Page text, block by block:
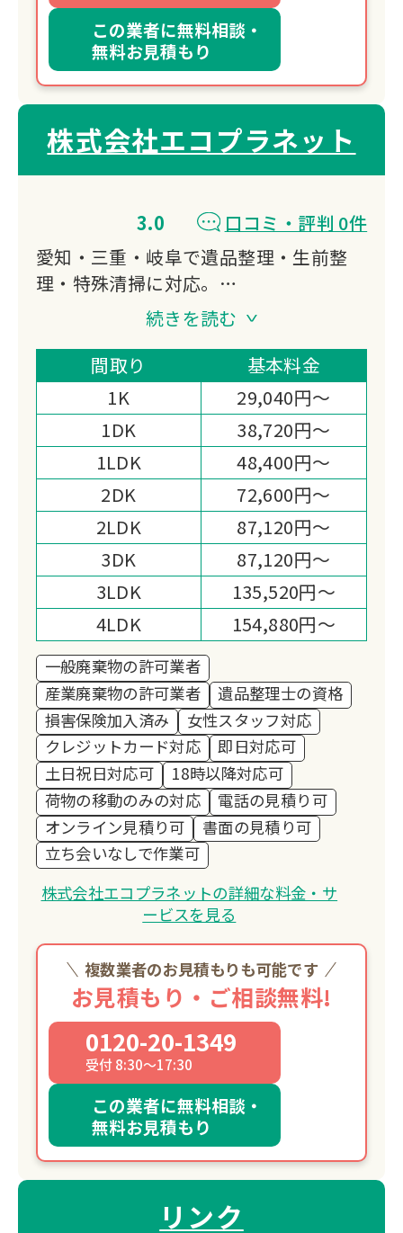
この業者に無料相談・
無料お見積もり
株式会社エコプラネット
3.0
口コミ・評判 0件
愛知・三重・岐阜で遺品整理・生前整
理・特殊清掃に対応。
廃棄物処理の資格を持つプロスタッフが
自社処理でスピーディーかつ低価格を実
現します。
仏壇・位牌の魂抜き供養も可能です。
続きを読む
間取り
基本料金
1K
29,040円～
1DK
38,720円～
1LDK
48,400円～
2DK
72,600円～
2LDK
87,120円～
3DK
87,120円～
3LDK
135,520円～
4LDK
154,880円～
一般廃棄物の許可業者
産業廃棄物の許可業者
遺品整理士の資格
損害保険加入済み
女性スタッフ対応
クレジットカード対応
即日対応可
土日祝日対応可
18時以降対応可
荷物の移動のみの対応
電話の見積り可
オンライン見積り可
書面の見積り可
立ち会いなしで作業可
株式会社エコプラネットの詳細な料金・サ
ービスを見る
複数業者のお見積もりも可能です
お見積もり・ご相談無料!
0120-20-1349
受付 8:30～17:30
この業者に無料相談・
無料お見積もり
リンク